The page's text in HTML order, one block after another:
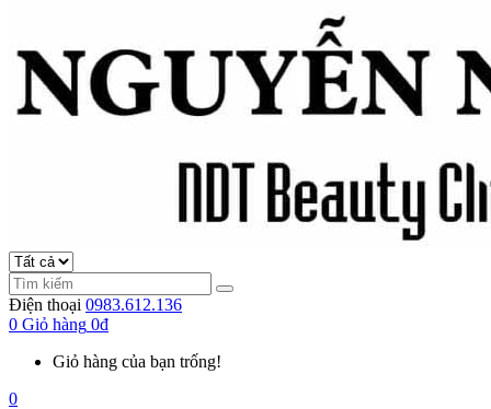
Điện thoại 0983.612.136
0 Giỏ hàng 0đ
Giỏ hàng của bạn trống!
0